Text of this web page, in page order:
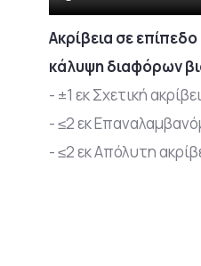
Ακρίβεια σε
κάλυψη διαφόρων
- ±1 εκ Σχετική
- ≤2 εκ
- ≤2 εκ Απόλυτη